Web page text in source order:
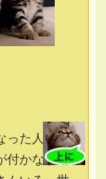
った人、人
付かなかっ